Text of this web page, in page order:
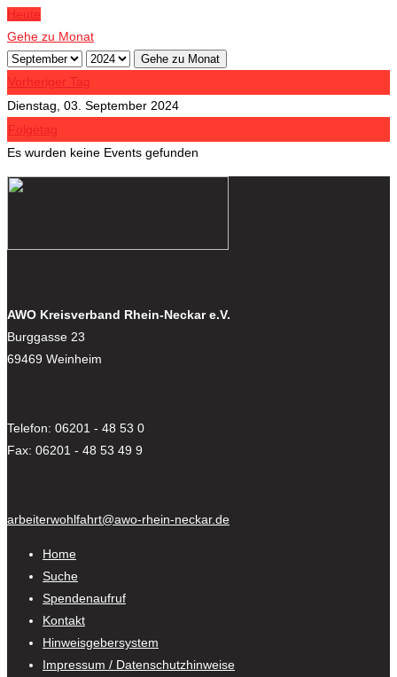
Heute
Gehe zu Monat
Gehe zu Monat
Vorheriger Tag
Dienstag, 03. September 2024
Folgetag
Es wurden keine Events gefunden
AWO Kreisverband Rhein-Neckar e.V.
Burggasse 23
69469 Weinheim
Telefon: 06201 - 48 53 0
Fax: 06201 - 48 53 49 9
arbeiterwohlfahrt@awo-rhein-neckar.de
Home
Suche
Spendenaufruf
Kontakt
Hinweisgebersystem
Impressum / Datenschutzhinweise